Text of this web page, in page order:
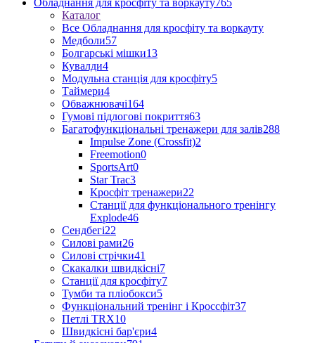
Обладнання для кросфіту та воркауту765
Каталог
Все Обладнання для кросфіту та воркауту
Медболи57
Болгарські мішки13
Кувалди4
Модульна станція для кросфіту5
Таймери4
Обважнювачі164
Гумові підлогові покриття63
Багатофункціональні тренажери для залів288
Impulse Zone (Crossfit)2
Freemotion0
SportsArt0
Star Trac3
Кросфіт тренажери22
Станції для функціонального тренінгу
Explode46
Сендбегі22
Силові рами26
Силові стрічки41
Скакалки швидкісні7
Станції для кросфіту7
Тумби та пліобокси5
Функціональний тренінг і Кроссфіт37
Петлі TRX10
Швидкісні бар'єри4